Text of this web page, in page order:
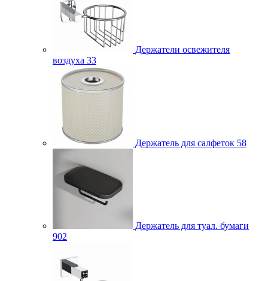
Держатели освежителя
воздуха 33
Держатель для салфеток 58
Держатель для туал. бумаги
902